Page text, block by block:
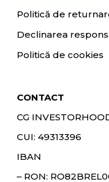
Politică de
Declinarea
Politică de cookies
CONTACT
CG
CUI: 49313396
IBAN
– RON: